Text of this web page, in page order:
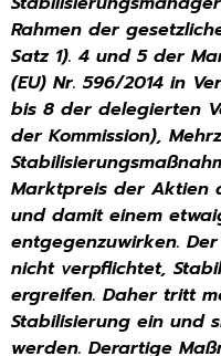
Rahmen der
Satz 1). 4 und 5 der
(EU) Nr. 596/2014 in
bis 8 der delegierten
der Kommission),
Marktpreis der Aktien
und damit einem
entgegenzuwirken.
nicht verpflichtet,
ergreifen. Daher tritt
Stabilisierung ein und
werden. Derartige